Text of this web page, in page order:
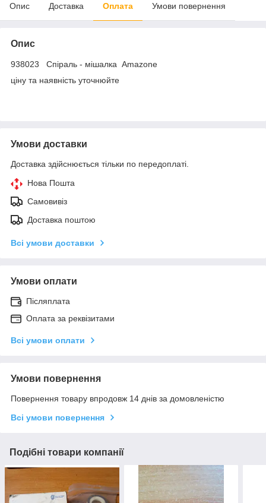
Опис Доставка Оплата Умови повернення
Опис
938023 Спіраль - мішалка Amazone
ціну та наявність уточнюйте
Умови доставки
Доставка здійснюється тільки по передоплаті.
Нова Пошта
Самовивіз
Доставка поштою
Всі умови доставки
Умови оплати
Післяплата
Оплата за реквізитами
Всі умови оплати
Умови повернення
Повернення товару впродовж 14 днів за домовленістю
Всі умови повернення
Подібні товари компанії